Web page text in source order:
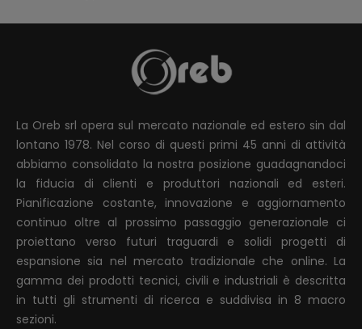
La Oreb srl opera sul mercato nazionale ed estero sin dal
lontano 1978. Nel corso di questi primi 45 anni di attività
abbiamo consolidato la nostra posizione guadagnandoci
la fiducia di clienti e produttori nazionali ed esteri.
Pianificazione costante, innovazione e aggiornamento
continuo oltre al prossimo passaggio generazionale ci
proiettano verso futuri traguardi e solidi progetti di
espansione sia nel mercato tradizionale che online. La
gamma dei prodotti tecnici, civili e industriali è descritta
in tutti gli strumenti di ricerca e suddivisa in 8 macro
sezioni.